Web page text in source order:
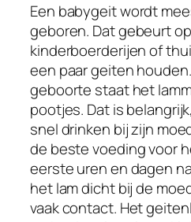
Een babygeit wordt
geboren. Dat gebeurt
kinderboerderijen of
een paar geiten
geboorte staat het
pootjes. Dat is
snel drinken bij zijn
de beste voeding voor
eerste uren en dagen
het lam dicht bij de
vaak contact. Het